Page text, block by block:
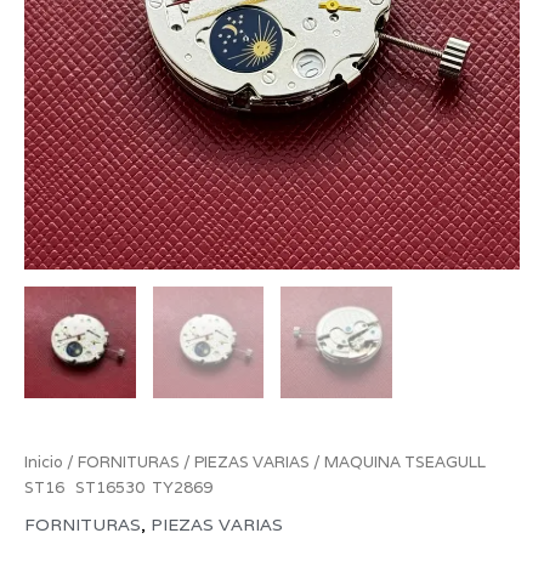
Inicio / FORNITURAS / PIEZAS VARIAS / MAQUINA TSEAGULL
ST16 ST16530 TY2869
FORNITURAS, PIEZAS VARIAS